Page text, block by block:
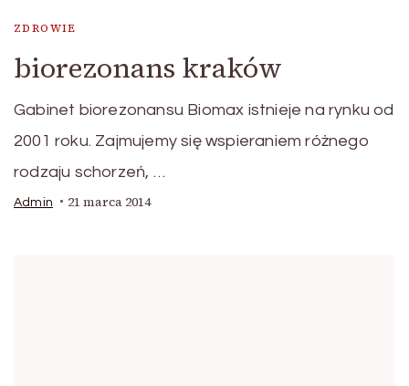
ZDROWIE
biorezonans kraków
Gabinet biorezonansu Biomax istnieje na rynku od
2001 roku. Zajmujemy się wspieraniem różnego
rodzaju schorzeń, …
Admin 21 marca 2014